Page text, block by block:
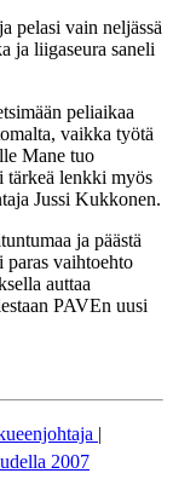
pelasi vain neljässä
ja liigaseura saneli
peliaikaa
vaikka työtä
Mane tuo
tärkeä lenkki myös
Jussi Kukkonen.
ja päästä
paras vaihtoehto
auttaa
PAVEn uusi
|
2007